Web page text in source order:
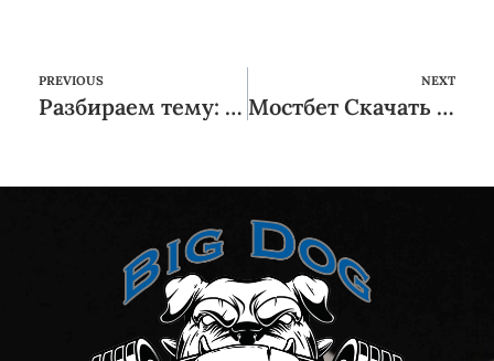
PREVIOUS
Разбираем тему: возможно ли построить семью после работы в эскорте?
NEXT
Мостбет Скачать На Андроид посетителям, Приложение Бк Mostbet Для Android в Официальном Сайте